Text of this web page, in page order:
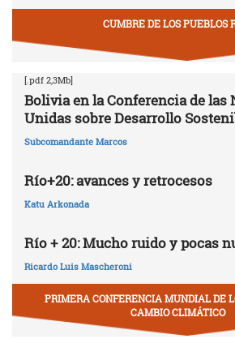
CUMBRE DE LOS PUEBLOS
[.pdf 2,3Mb]
Bolivia en la Conferencia de las
Unidas sobre Desarrollo
Subcomandante Marcos
Río+20: avances y retrocesos
Katu Arkonada
Río + 20: Mucho ruido y pocas
Ricardo Luis Mascheroni
PRIMERA CONFERENCIA MUNDIAL DE
CAMBIO CLIMÁTICO